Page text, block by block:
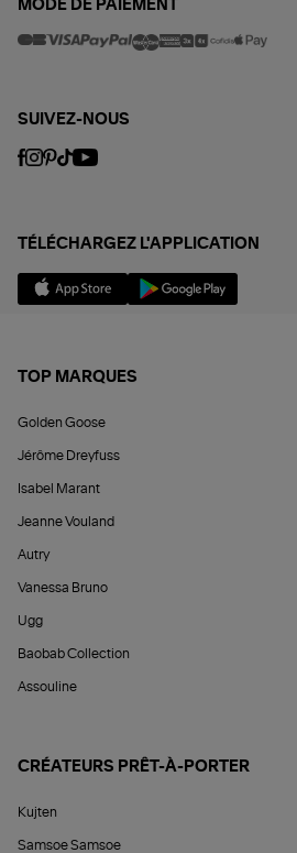
MODE DE PAIEMENT
SUIVEZ-NOUS
TÉLÉCHARGEZ L'APPLICATION
TOP MARQUES
Golden Goose
Jérôme Dreyfuss
Isabel Marant
Jeanne Vouland
Autry
Vanessa Bruno
Ugg
Baobab Collection
Assouline
CRÉATEURS PRÊT-À-PORTER
Kujten
Samsoe Samsoe